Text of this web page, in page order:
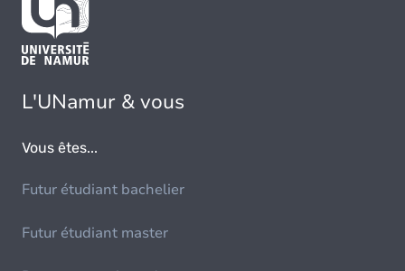
L'UNamur & vous
Vous êtes...
Futur étudiant bachelier
Futur étudiant master